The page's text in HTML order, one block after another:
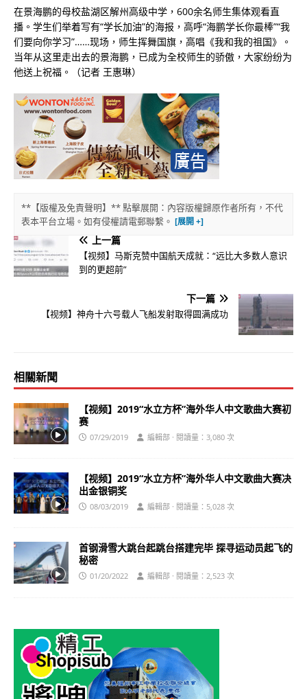
在景海鹏的母校盐湖区解州高级中学，600余名师生集体观看直
播。学生们举着写有“学长加油”的海报，高呼“海鹏学长你最棒”“我
们要向你学习”……现场，师生挥舞国旗，高唱《我和我的祖国》。
当年从这里走出去的景海鹏，已成为全校师生的骄傲，大家纷纷为
他送上祝福。（记者 王惠琳）
**【版權及免責聲明】** 點擊展開：內容版權歸原作者所有，不代
表本平台立場。如有侵權請電郵聯繫。
上一篇
【视频】马斯克赞中国航天成就：“远比大多数人意识
到的更超前”
下一篇
【视频】神舟十六号载人飞船发射取得圆满成功
相關新聞
【视频】2019“水立方杯”海外华人中文歌曲大赛初
赛
07/29/2019 編輯部 · 閱讀量：3,080 次
【视频】2019“水立方杯”海外华人中文歌曲大赛决
出金银铜奖
08/03/2019 編輯部 · 閱讀量：5,028 次
首钢滑雪大跳台起跳台搭建完毕 探寻运动员起飞的
秘密
01/20/2022 編輯部 · 閱讀量：2,523 次